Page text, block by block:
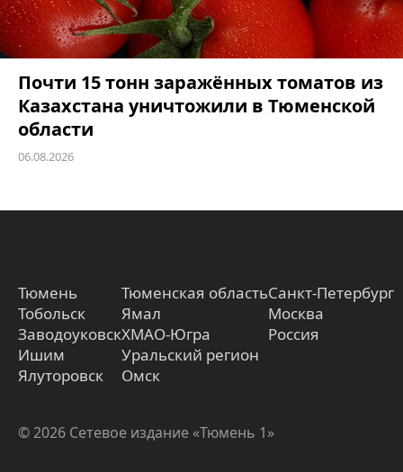
Почти 15 тонн заражённых томатов из
Казахстана уничтожили в Тюменской
области
06.08.2026
Тюмень
Тобольск
Заводоуковск
Ишим
Ялуторовск
Тюменская область
Ямал
ХМАО-Югра
Уральский регион
Омск
Санкт-Петербург
Москва
Россия
© 2026 Сетевое издание «Тюмень 1»